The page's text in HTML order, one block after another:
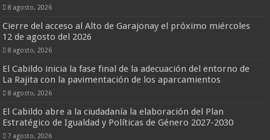
8 agosto, 2026
Cierre del acceso al Alto de Garajonay el próximo miércoles
12 de agosto del 2026
8 agosto, 2026
El Cabildo inicia la fase final de la adecuación del entorno de
La Rajita con la pavimentación de los aparcamientos
8 agosto, 2026
El Cabildo abre a la ciudadanía la elaboración del Plan
Estratégico de Igualdad y Políticas de Género 2027-2030
7 agosto, 2026